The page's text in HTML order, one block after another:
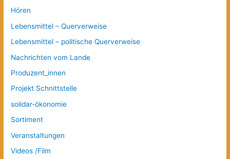
Hören
Lebensmittel – Querverweise
Lebensmittel – politische Querverweise
Nachrichten vom Lande
Produzent_innen
Projekt Schnittstelle
solidar-ökonomie
Sortiment
Veranstaltungen
Videos /Film